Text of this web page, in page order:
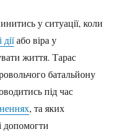
у ситуації, коли
або віра у
життя. Тарас
батальйону
під час
, та яких
допомогти